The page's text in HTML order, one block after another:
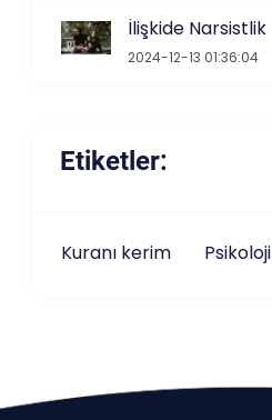
İlişkide Narsistlik
2024-12-13 01:36:04
Etiketler:
Kuranı kerim Psikoloji